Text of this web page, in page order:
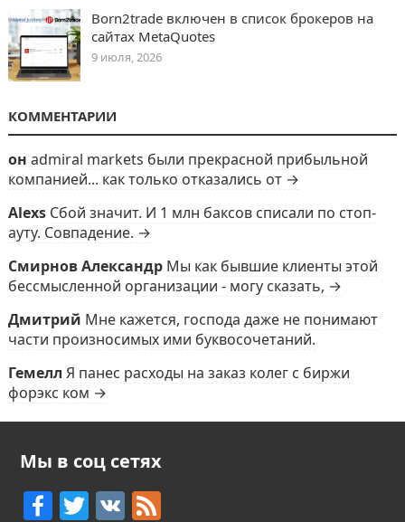
Born2trade включен в список брокеров на
сайтах MetaQuotes
9 июля, 2026
КОММЕНТАРИИ
он admiral markets были прекрасной прибыльной
компанией... как только отказались от →
Alexs Сбой значит. И 1 млн баксов списали по стоп-
ауту. Совпадение. →
Смирнов Александр Мы как бывшие клиенты этой
бессмысленной организации - могу сказать, →
Дмитрий Мне кажется, господа даже не понимают
части произносимых ими буквосочетаний.
Гемелл Я панес расходы на заказ колег с биржи
форэкс ком →
Мы в соц сетях
F T V F